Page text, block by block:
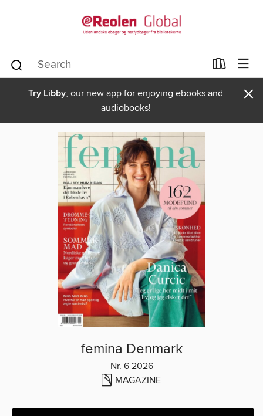
Try Libby, our new app for enjoying ebooks and
audiobooks!
×
femina Denmark
Nr. 6 2026
MAGAZINE